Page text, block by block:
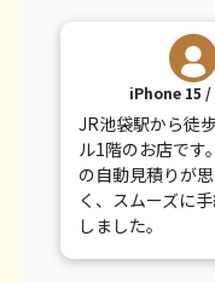
iPhone 15 /
JR池袋駅から徒
ル1階のお店です
の自動見積りが
く、スムーズに
しました。